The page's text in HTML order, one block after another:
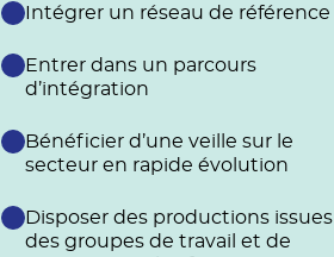
Intégrer un réseau de référence
Entrer dans un parcours
d’intégration
Bénéficier d’une veille sur le
secteur en rapide évolution
Disposer des productions issues
des groupes de travail et de